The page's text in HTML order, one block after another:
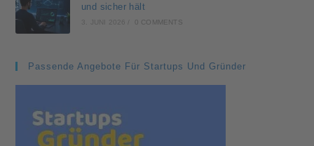
und sicher hält
3. JUNI 2026 0 COMMENTS
Passende Angebote Für Startups Und Gründer